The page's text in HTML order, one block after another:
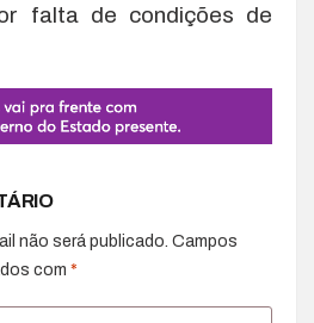
falta de condições de
não será publicado. Campos
com *